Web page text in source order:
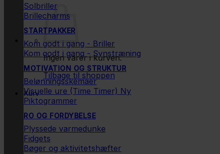
Ingen varer i kurven.
Tilbage til shoppen
Kurv
Solbriller
Brillecharms
STARTPAKKER
Kom godt i gang - Briller
Kom godt i gang - Synstræning
MOTIVATION OG STRUKTUR
Belønningsskemaer
Visuelle ure (Time Timer)
Piktogrammer
RO OG FORDYBELSE
Plyssede varmedunke
Fidgets
Bøger og aktivitetshæfter